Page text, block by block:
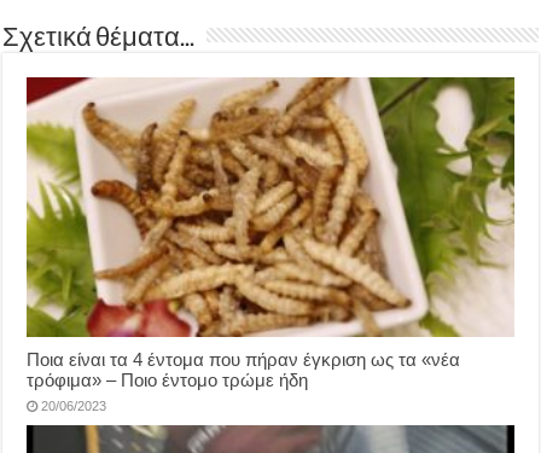
Σχετικά θέματα...
Ποια είναι τα 4 έντομα που πήραν έγκριση ως τα «νέα
τρόφιμα» – Ποιο έντομο τρώμε ήδη
20/06/2023